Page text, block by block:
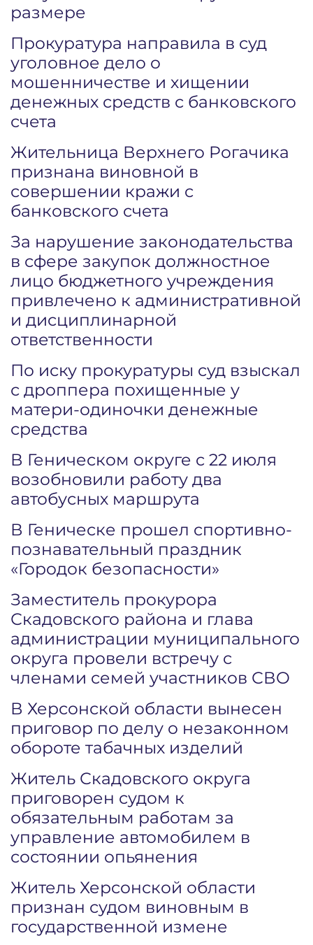
размере
Прокуратура направила в суд
уголовное дело о
мошенничестве и хищении
денежных средств с банковского
счета
Жительница Верхнего Рогачика
признана виновной в
совершении кражи с
банковского счета
За нарушение законодательства
в сфере закупок должностное
лицо бюджетного учреждения
привлечено к административной
и дисциплинарной
ответственности
По иску прокуратуры суд взыскал
с дроппера похищенные у
матери-одиночки денежные
средства
В Геническом округе с 22 июля
возобновили работу два
автобусных маршрута
В Геническе прошел спортивно-
познавательный праздник
«Городок безопасности»
Заместитель прокурора
Скадовского района и глава
администрации муниципального
округа провели встречу с
членами семей участников СВО
В Херсонской области вынесен
приговор по делу о незаконном
обороте табачных изделий
Житель Скадовского округа
приговорен судом к
обязательным работам за
управление автомобилем в
состоянии опьянения
Житель Херсонской области
признан судом виновным в
государственной измене